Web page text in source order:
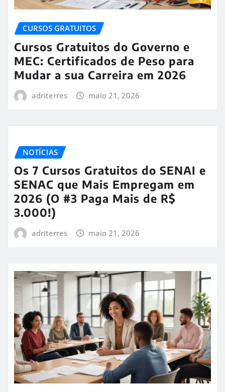
CURSOS GRATUITOS
Cursos Gratuitos do Governo e
MEC: Certificados de Peso para
Mudar a sua Carreira em 2026
adriterres maio 21, 2026
NOTÍCIAS
Os 7 Cursos Gratuitos do SENAI e
SENAC que Mais Empregam em
2026 (O #3 Paga Mais de R$
3.000!)
adriterres maio 21, 2026